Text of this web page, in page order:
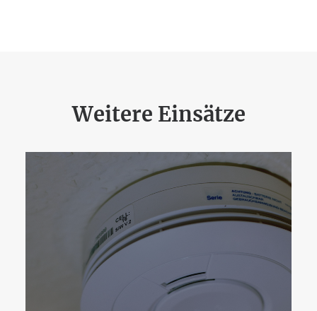
Weitere Einsätze